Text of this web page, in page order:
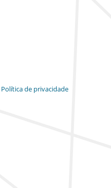
Política de privacidade